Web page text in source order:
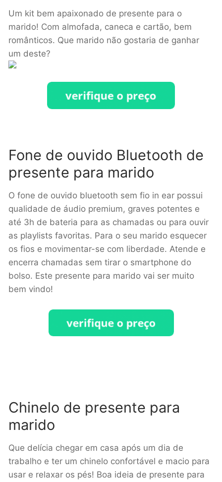
Um kit bem apaixonado de presente para o
marido! Com almofada, caneca e cartão, bem
românticos. Que marido não gostaria de ganhar
um deste?
Fone de ouvido Bluetooth de
presente para marido
O fone de ouvido bluetooth sem fio in ear possui
qualidade de áudio premium, graves potentes e
até 3h de bateria para as chamadas ou para ouvir
as playlists favoritas. Para o seu marido esquecer
os fios e movimentar-se com liberdade. Atende e
encerra chamadas sem tirar o smartphone do
bolso. Este presente para marido vai ser muito
bem vindo!
Chinelo de presente para
marido
Que delícia chegar em casa após um dia de
trabalho e ter um chinelo confortável e macio para
usar e relaxar os pés! Boa ideia de presente para